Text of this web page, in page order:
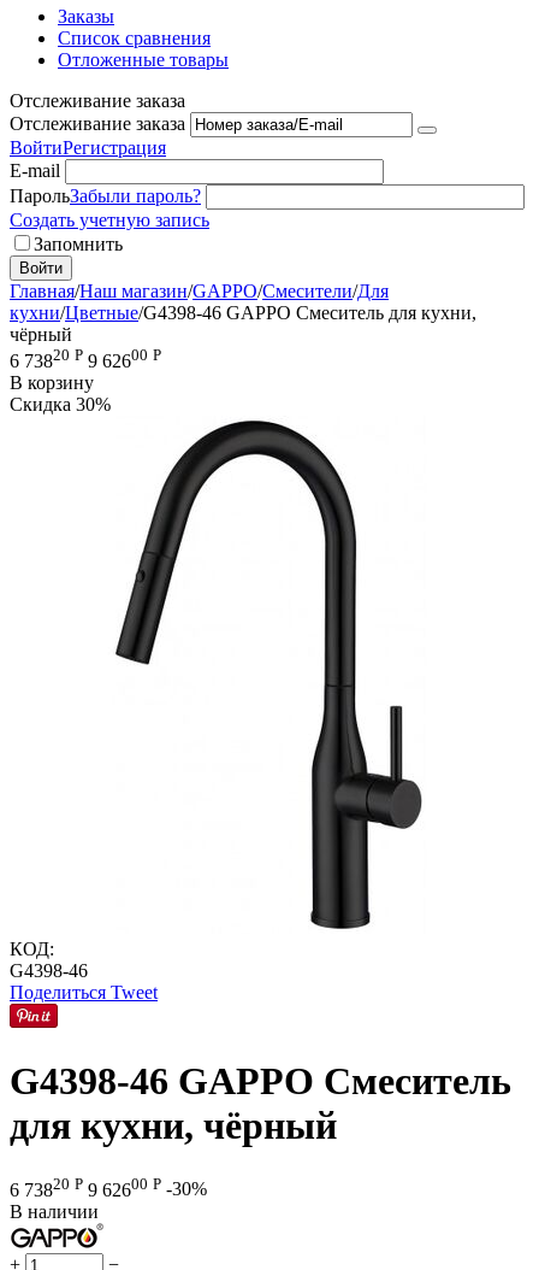
Заказы
Список сравнения
Отложенные товары
Отслеживание заказа
Отслеживание заказа
ВойтиРегистрация
E-mail
ПарольЗабыли пароль?
Создать учетную запись
Запомнить
Войти
Главная/Наш магазин/GAPPO/Смесители/Для
кухни/Цветные/G4398-46 GAPPO Смеситель для кухни,
чёрный
6 73820 Р 9 62600 Р
В корзину
Скидка 30%
КОД:
G4398-46
Поделиться Tweet
G4398-46 GAPPO Смеситель
для кухни, чёрный
6 73820 Р 9 62600 Р -30%
В наличии
+ −